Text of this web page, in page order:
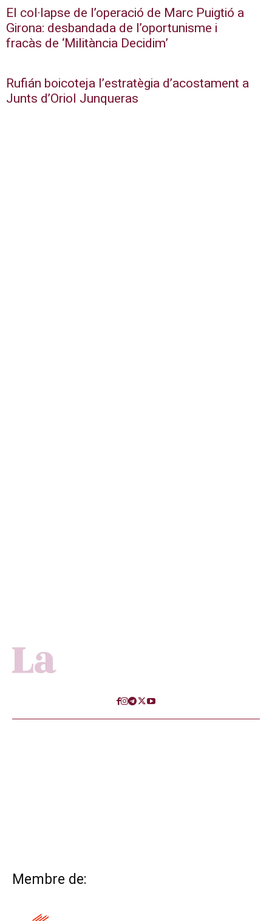
El col·lapse de l’operació de Marc Puigtió a
Girona: desbandada de l’oportunisme i
fracàs de ‘Militància Decidim’
Rufián boicoteja l’estratègia d’acostament a
Junts d’Oriol Junqueras
Membre de: